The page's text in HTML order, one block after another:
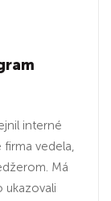
interné
vedela,
Má
ukazovali